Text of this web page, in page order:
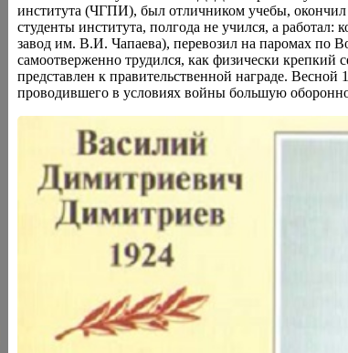
института (ЧГПИ), был отличником учебы,
студенты института, полгода не учился, а
завод им. В.И. Чапаева), перевозил на паромах по
самоотверженно трудился, как физически крепкий
представлен к правительственной награде.
проводившего в условиях войны большую